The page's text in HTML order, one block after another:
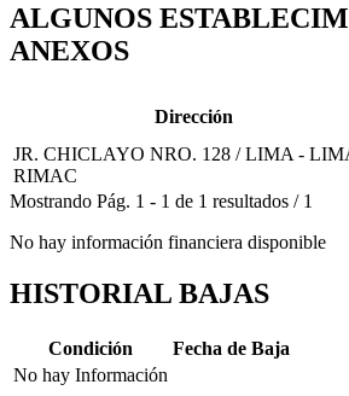
ALGUNOS
ANEXOS
Dirección
JR. CHICLAYO NRO. 128 / LIMA -
RIMAC
Mostrando Pág. 1 - 1 de 1 resultados / 1
No hay información financiera disponible
HISTORIAL BAJAS
Condición
Fecha de Baja
No hay Información